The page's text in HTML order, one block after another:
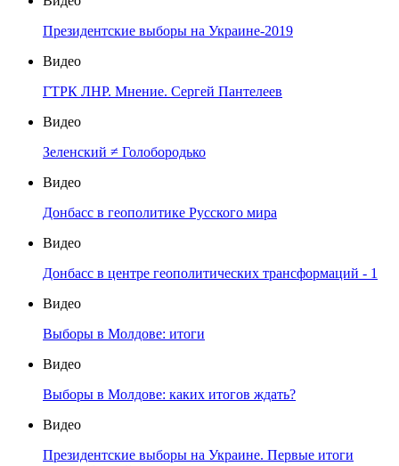
Президентские выборы на Украине-2019
Видео
ГТРК ЛНР. Мнение. Сергей Пантелеев
Видео
Зеленский ≠ Голобородько
Видео
Донбасс в геополитике Русского мира
Видео
Донбасс в центре геополитических трансформаций - 1
Видео
Выборы в Молдове: итоги
Видео
Выборы в Молдове: каких итогов ждать?
Видео
Президентские выборы на Украине. Первые итоги